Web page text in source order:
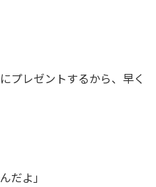
プレゼントするから、早く
だよ」